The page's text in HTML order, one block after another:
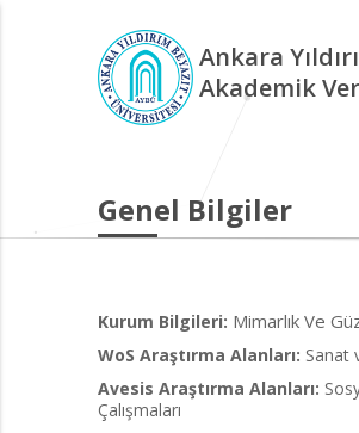
Ankara
Akademik
Genel Bilgiler
Kurum Bilgileri: Mimarlık Ve
WoS Araştırma Alanları: Sanat
Avesis Araştırma Alanları:
Çalışmaları